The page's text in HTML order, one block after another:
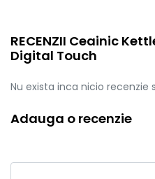
RECENZII Ceainic
Digital Touch
Nu exista inca nicio recenzie
Adauga o recenzie